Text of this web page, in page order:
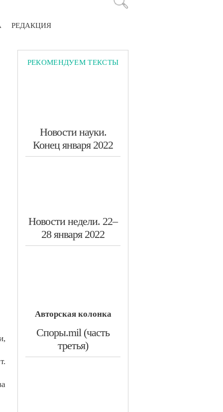
РЕДАКЦИЯ
РЕКОМЕНДУЕМ ТЕКСТЫ
Новости науки.
Конец января 2022
​Новости недели. 22–
28 января 2022
Авторская колонка
​Споры.mil (часть
третья)